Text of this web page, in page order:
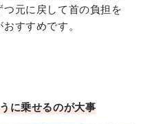
元に戻して首の負担を
すすめです。
に乗せるのが大事